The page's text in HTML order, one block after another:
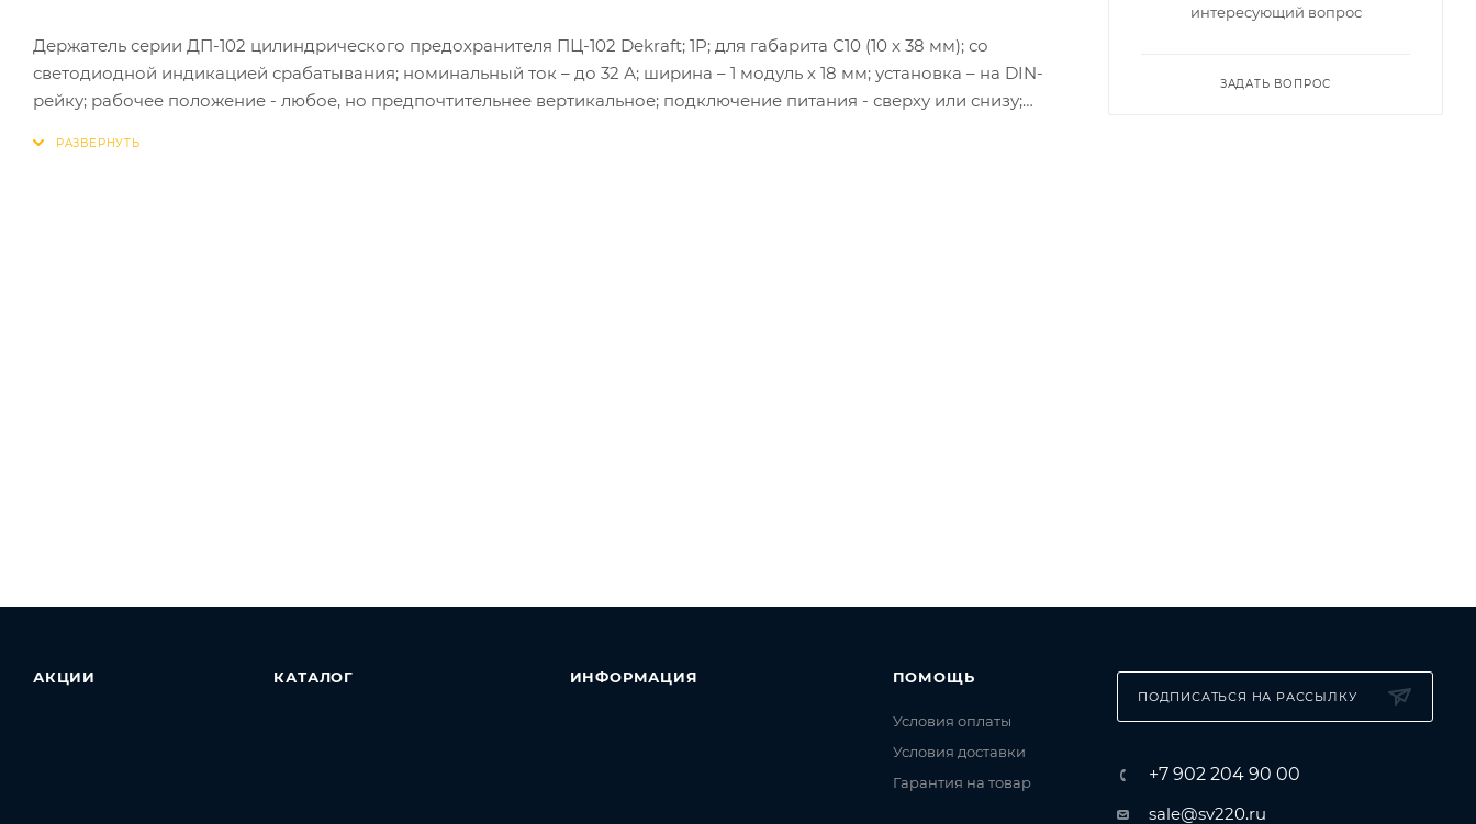
Держатель серии ДП-102 цилиндрического предохранителя ПЦ-102 Dekraft; 1P; для габарита С10 (10 x 38 мм); со
светодиодной индикацией срабатывания; номинальный ток – до 32 А; ширина – 1 модуль х 18 мм; установка – на DIN-
рейку; рабочее положение - любое, но предпочтительнее вертикальное; подключение питания - сверху или снизу;
интересующий вопрос
ЗАДАТЬ ВОПРОС
АКЦИИ КАТАЛОГ ИНФОРМАЦИЯ ПОМОЩЬ
Условия оплаты
Условия доставки
Гарантия на товар
ПОДПИСАТЬСЯ НА РАССЫЛКУ
+7 902 204 90 00
sale@sv220.ru